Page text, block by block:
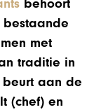
behoort
met
traditie in
aan de
(chef) en